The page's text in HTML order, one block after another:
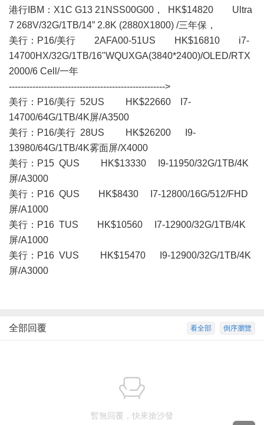
港行IBM：X1C G13 21NSS00G00， HK$14820 Ultra
7 268V/32G/1TB/14” 2.8K (2880X1800) /三年保，
美行： P16/美行 2AFA00-51US HK$16810 i7-
14700HX/32G/1TB/16"WQUXGA(3840*2400)/OLED/RTX
2000/6 Cell/一年
----------------------------------------------------->
美行： P16/美行 52US HK$22660 I7-
14700/64G/1TB/4K屏/A3500
美行： P16/美行 28US HK$26200 I9-
13980/64G/1TB/4K雾面屏/X4000
美行：P15 QUS HK$13330 I9-11950/32G/1TB/4K
屏/A3000
美行：P16 QUS HK$8430 I7-12800/16G/512/FHD
屏/A1000
美行：P16 TUS HK$10560 I7-12900/32G/1TB/4K
屏/A1000
美行： P16 VUS HK$15470 I9-12900/32G/1TB/4K
屏/A3000
倒序瀏覽
看全部
全部回覆
暫無回覆，快來搶沙發